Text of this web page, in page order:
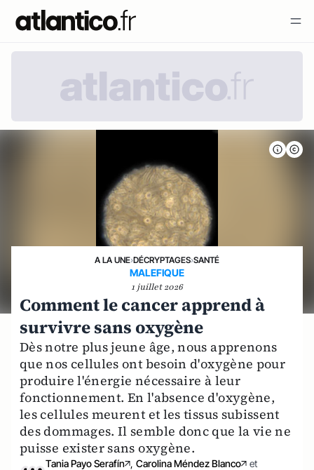
A LA UNE›DÉCRYPTAGES›SANTÉ
MALEFIQUE
1 juillet 2026
Comment le cancer apprend à
survivre sans oxygène
Dès notre plus jeune âge, nous apprenons
que nos cellules ont besoin d'oxygène pour
produire l'énergie nécessaire à leur
fonctionnement. En l'absence d'oxygène,
les cellules meurent et les tissus subissent
des dommages. Il semble donc que la vie ne
puisse exister sans oxygène.
Tania Payo Serafín , Carolina Méndez Blanco
et